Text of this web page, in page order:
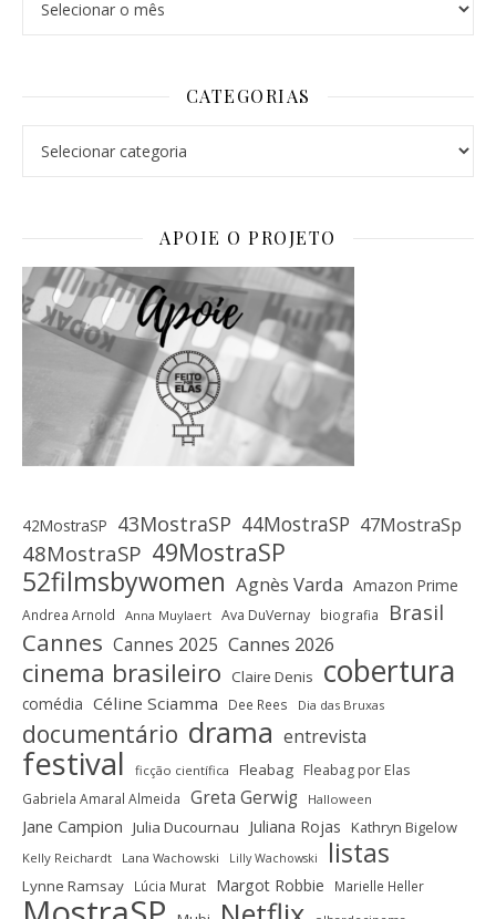
CATEGORIAS
APOIE O PROJETO
42MostraSP 43MostraSP 44MostraSP 47MostraSp
48MostraSP 49MostraSP
52filmsbywomen Agnès Varda Amazon Prime
Andrea Arnold Anna Muylaert Ava DuVernay biografia Brasil
Cannes Cannes 2025 Cannes 2026
cinema brasileiro Claire Denis cobertura
comédia Céline Sciamma Dee Rees Dia das Bruxas
documentário drama entrevista
festival ficção científica Fleabag Fleabag por Elas
Gabriela Amaral Almeida Greta Gerwig Halloween
Jane Campion Julia Ducournau Juliana Rojas Kathryn Bigelow
Kelly Reichardt Lana Wachowski Lilly Wachowski listas
Lynne Ramsay Lúcia Murat Margot Robbie Marielle Heller